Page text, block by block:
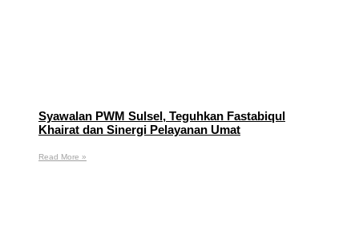
Syawalan PWM Sulsel, Teguhkan Fastabiqul
Khairat dan Sinergi Pelayanan Umat
Read More »